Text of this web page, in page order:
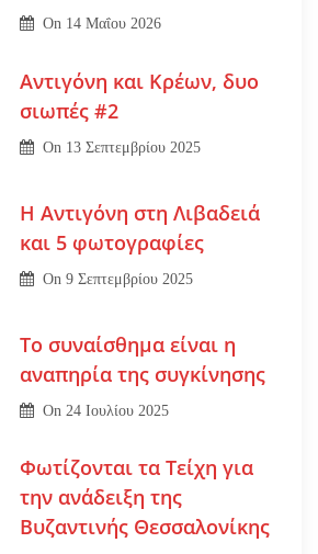
On 14 Μαΐου 2026
Αντιγόνη και Κρέων, δυο
σιωπές #2
On 13 Σεπτεμβρίου 2025
Η Αντιγόνη στη Λιβαδειά
και 5 φωτογραφίες
On9 Σεπτεμβρίου 2025
Το συναίσθημα είναι η
αναπηρία της συγκίνησης
On 24 Ιουλίου 2025
Φωτίζονται τα Τείχη για
την ανάδειξη της
Βυζαντινής Θεσσαλονίκης